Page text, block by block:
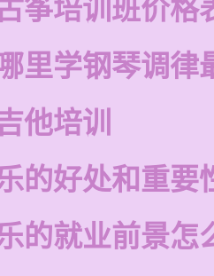
筝培训班价格
里学钢琴调律
他培训
的好处和重要
的就业前景怎